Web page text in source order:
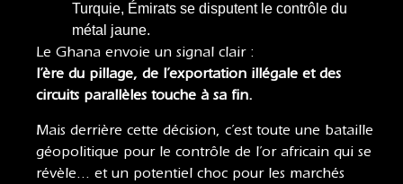
Turquie, Émirats se disputent le contrôle du
métal jaune.
Le Ghana envoie un signal clair :
l’ère du pillage, de l’exportation illégale et des
circuits parallèles touche à sa fin.
Mais derrière cette décision, c’est toute une bataille
géopolitique pour le contrôle de l’or africain qui se
révèle… et un potentiel choc pour les marchés